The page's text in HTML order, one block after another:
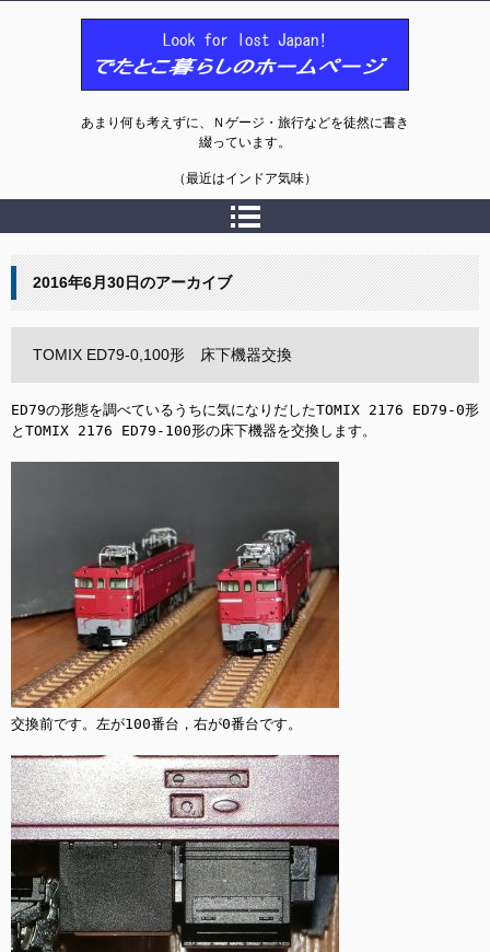
あまり何も考えずに、Ｎゲージ・旅行などを徒然に書き
綴っています。
（最近はインドア気味）
2016年6月30日のアーカイブ
TOMIX ED79-0,100形 床下機器交換
ED79の形態を調べているうちに気になりだしたTOMIX 2176 ED79-0形
とTOMIX 2176 ED79-100形の床下機器を交換します。
交換前です。左が100番台，右が0番台です。